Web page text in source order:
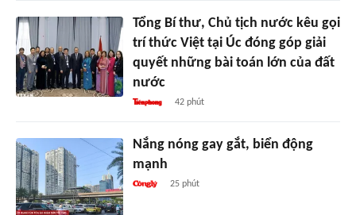
Tổng Bí thư, Chủ tịch nước kêu gọi
trí thức Việt tại Úc đóng góp giải
quyết những bài toán lớn của đất
nước
42 phút
Nắng nóng gay gắt, biển động
mạnh
25 phút